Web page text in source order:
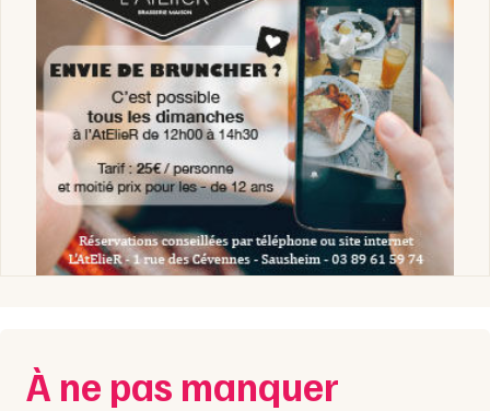
À ne pas manquer